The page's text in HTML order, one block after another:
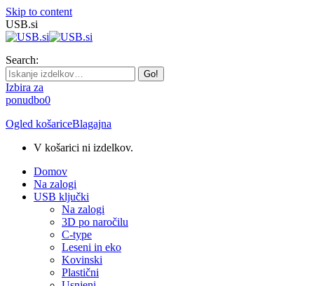
Skip to content
USB.si
Search:
Izbira za
ponudbo0
Ogled košariceBlagajna
V košarici ni izdelkov.
Domov
Na zalogi
USB ključki
Na zalogi
3D po naročilu
C-type
Leseni in eko
Kovinski
Plastični